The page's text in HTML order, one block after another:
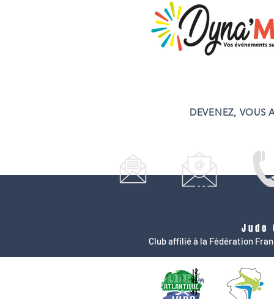
DEVENEZ, VOUS
Judo
Club affilié à la Fédération